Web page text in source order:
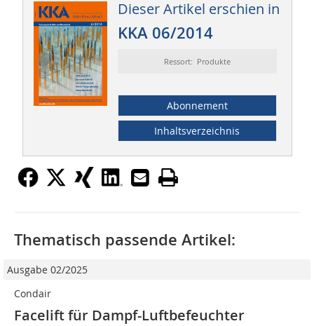
Dieser Artikel erschien in
KKA 06/2014
Ressort: Produkte
Abonnement
Inhaltsverzeichnis
Thematisch passende Artikel:
Ausgabe 02/2025
Condair
Facelift für Dampf-Luftbefeuchter